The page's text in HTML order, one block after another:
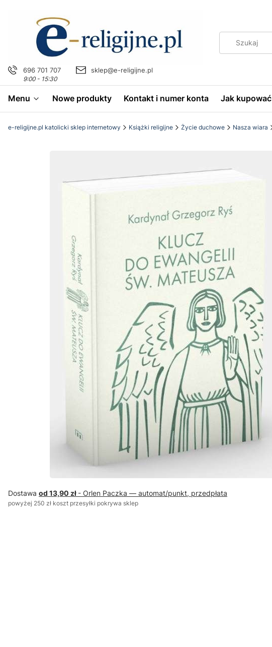
696 701 707
9:00 - 15:30
sklep@e-religijne.pl
Menu Nowe produkty Kontakt i numer konta Jak kupować
e-religijne.pl katolicki sklep internetowy Książki religijne Życie duchowe Nasza wiara
Dostawa od 13,90 zł - Orlen Paczka — automat/punkt, przedpłata
powyżej 250 zł koszt przesyłki pokrywa sklep